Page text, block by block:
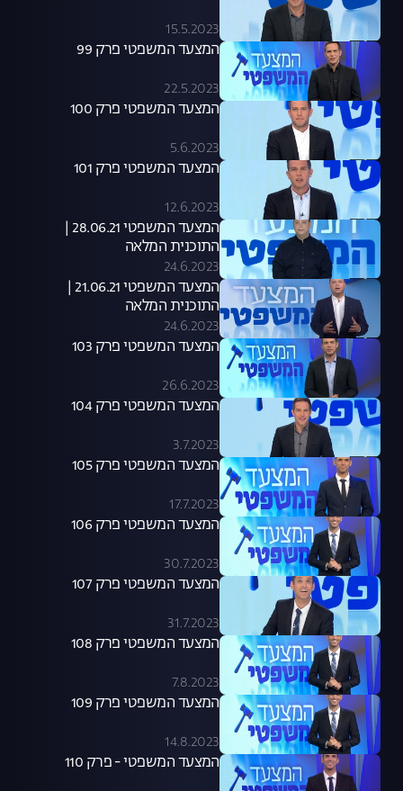
15.5.2023
המצעד המשפטי פרק 99
22.5.2023
המצעד המשפטי פרק 100
5.6.2023
המצעד המשפטי פרק 101
12.6.2023
המצעד המשפטי 28.06.21 |
התוכנית המלאה
24.6.2023
המצעד המשפטי 21.06.21 |
התוכנית המלאה
24.6.2023
המצעד המשפטי פרק 103
26.6.2023
המצעד המשפטי פרק 104
3.7.2023
המצעד המשפטי פרק 105
17.7.2023
המצעד המשפטי פרק 106
30.7.2023
המצעד המשפטי פרק 107
31.7.2023
המצעד המשפטי פרק 108
7.8.2023
המצעד המשפטי פרק 109
14.8.2023
המצעד המשפטי - פרק 110